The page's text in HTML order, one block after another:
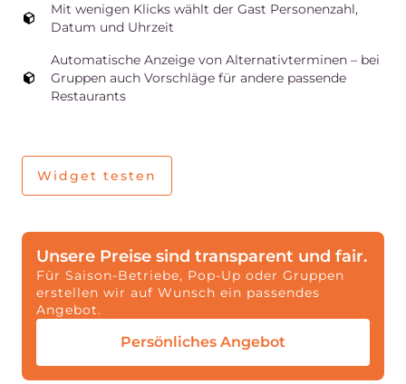
Mit wenigen Klicks wählt der Gast Personenzahl,
Datum und Uhrzeit
Automatische Anzeige von Alternativterminen – bei
Gruppen auch Vorschläge für andere passende
Restaurants
Widget testen
Unsere Preise sind transparent und fair.
Für Saison-Betriebe, Pop-Up oder Gruppen
erstellen wir auf Wunsch ein passendes
Angebot.
Persönliches Angebot